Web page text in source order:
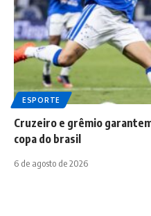
ESPORTE
Cruzeiro e grêmio
copa do brasil
6 de agosto de 2026